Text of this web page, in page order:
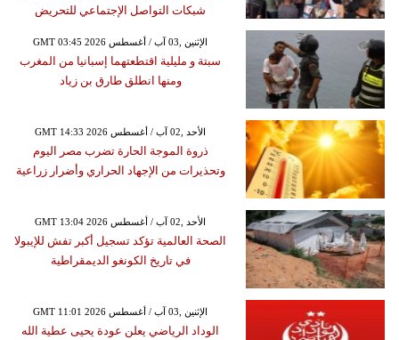
شبكات التواصل الإجتماعي للتحريض
GMT 03:45 2026 الإثنين ,03 آب / أغسطس
سبتة و مليلية اقتطعتهما إسبانيا من المغرب
ومنها انطلق طارق بن زياد
GMT 14:33 2026 الأحد ,02 آب / أغسطس
ذروة الموجة الحارة تضرب مصر اليوم
وتحذيرات من الإجهاد الحراري وأضرار زراعية
GMT 13:04 2026 الأحد ,02 آب / أغسطس
الصحة العالمية تؤكد تسجيل أكبر تفش للإيبولا
في تاريخ الكونغو الديمقراطية
GMT 11:01 2026 الإثنين ,03 آب / أغسطس
الوداد الرياضي يعلن عودة يحيى عطية الله